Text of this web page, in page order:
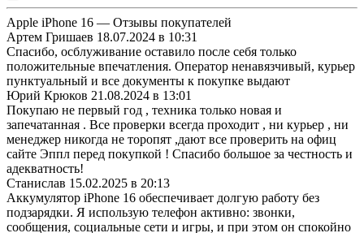
Apple iPhone 16 — Отзывы покупателей
Артем Гришаев 18.07.2024 в 10:31
Спасибо, осблуживание оставило после себя только
положительные впечатления. Оператор ненавязчивый, курьер
пунктуальный и все документы к покупке выдают
Юрий Крюков 21.08.2024 в 13:01
Покупаю не первый год , техника только новая и
запечатанная . Все проверки всегда проходит , ни курьер , ни
менеджер никогда не торопят ,дают все проверить на офиц
сайте Эппл перед покупкой ! Спасибо большое за честность и
адекватность!
Станислав 15.02.2025 в 20:13
Аккумулятор iPhone 16 обеспечивает долгую работу без
подзарядки. Я использую телефон активно: звонки,
сообщения, социальные сети и игры, и при этом он спокойно